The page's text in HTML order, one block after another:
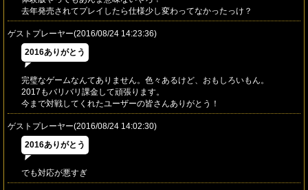
去年発売されてプレイしたら仕様少し変わってなかったっけ？
ゲストプレーヤー(2016/08/24 14:23:36)
2016ありがとう
完璧なゲームなんてありません。色々あるけど、おもしろいもん。
2017もバリバリ課金して頑張ります。
今まで対戦してくれたユーザーの皆さんありがとう！
ゲストプレーヤー(2016/08/24 14:02:30)
2016ありがとう
でも対応が悪すぎ